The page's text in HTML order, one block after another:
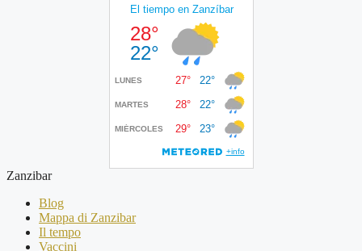
Zanzibar
Blog
Mappa di Zanzibar
Il tempo
Vaccini